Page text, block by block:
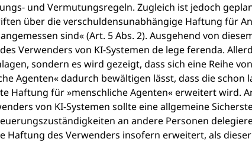
und Vermutungsregeln. Zugleich ist jedoch
über die verschuldensunabhängige Haftung für
sind« (Art. 5 Abs. 2). Ausgehend von
Verwenders von KI-Systemen de lege ferenda.
sondern es wird gezeigt, dass sich eine Reihe
Agenten« dadurch bewältigen lässt, dass die schon
Haftung für »menschliche Agenten« erweitert wird.
von KI-Systemen sollte eine allgemeine
an andere Personen
Haftung des Verwenders insofern erweitert, als